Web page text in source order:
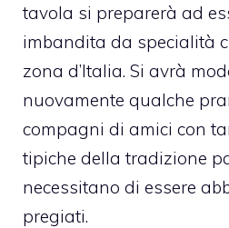
tavola si preparerà ad
imbandita da specialità
zona d’Italia. Si avrà
nuovamente qualche
compagni di amici con
tipiche della tradizione
necessitano di essere
pregiati.